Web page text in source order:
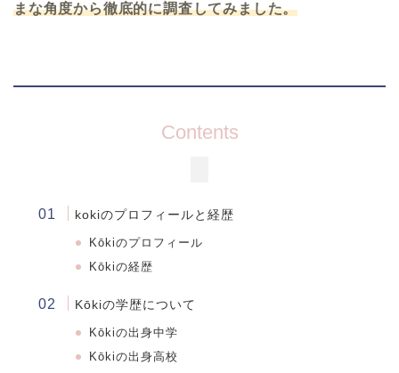
まな角度から徹底的に調査してみました。
Contents
kokiのプロフィールと経歴
Kōkiのプロフィール
Kōkiの経歴
Kōkiの学歴について
Kōkiの出身中学
Kōkiの出身高校